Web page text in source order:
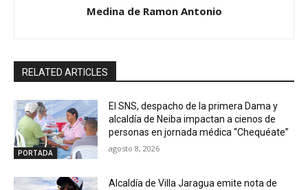
Medina de Ramon Antonio
RELATED ARTICLES
PORTADA
El SNS, despacho de la primera Dama y
alcaldía de Neiba impactan a cienos de
personas en jornada médica “Chequéate”
agosto 8, 2026
Alcaldía de Villa Jaragua emite nota de